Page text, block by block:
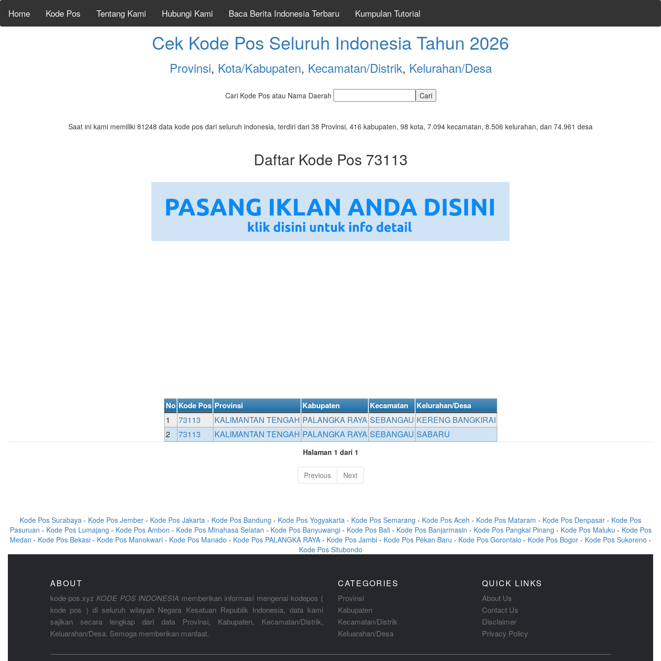
Home Kode Pos Tentang Kami Hubungi Kami Baca Berita Indonesia Terbaru Kumpulan Tutorial
Cek Kode Pos Seluruh Indonesia Tahun 2026
Provinsi, Kota/Kabupaten, Kecamatan/Distrik, Kelurahan/Desa
Cari Kode Pos atau Nama Daerah
Saat ini kami memiliki 81248 data kode pos dari seluruh indonesia, terdiri dari 38 Provinsi, 416 kabupaten, 98 kota, 7.094 kecamatan, 8.506 kelurahan, dan 74.961 desa
Daftar Kode Pos 73113
No Kode Pos Provinsi Kabupaten Kecamatan Kelurahan/Desa
1 73113 KALIMANTAN TENGAH PALANGKA RAYA SEBANGAU KERENG BANGKIRAI
2
73113 KALIMANTAN TENGAH PALANGKA RAYA SEBANGAU SABARU
Halaman 1 dari 1
Previous Next
Kode Pos Surabaya - Kode Pos Jember - Kode Pos Jakarta - Kode Pos Bandung - Kode Pos Yogyakarta - Kode Pos Semarang - Kode Pos Aceh - Kode Pos Mataram - Kode Pos Denpasar - Kode Pos
Pasuruan - Kode Pos Lumajang - Kode Pos Ambon - Kode Pos Minahasa Selatan - Kode Pos Banyuwangi- Kode Pos Bali- Kode Pos Banjarmasin - Kode Pos Pangkal Pinang - Kode Pos Maluku - Kode Pos
Medan - Kode Pos Bekasi - Kode Pos Manokwari - Kode Pos Manado - Kode Pos PALANGKA RAYA - Kode Pos Jambi - Kode Pos Pekan Baru - Kode Pos Gorontalo - Kode Pos Bogor - Kode Pos Sukoreno -
Kode Pos Situbondo
ABOUT
kode-pos.xyz KODE POS INDONESIA memberikan informasi mengenai kodepos (
kode pos ) di seluruh wilayah Negara Kesatuan Republik Indonesia, data kami
sajikan secara lengkap dari data Provinsi, Kabupaten, Kecamatan/Distrik,
Keluarahan/Desa. Semoga memberikan manfaat.
CATEGORIES
Provinsi
Kabupaten
Kecamatan/Distrik
Keluarahan/Desa
QUICK LINKS
About Us
Contact Us
Disclaimer
Privacy Policy